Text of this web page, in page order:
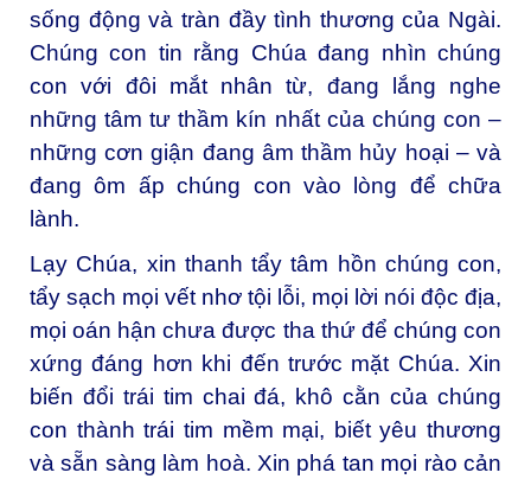
sống động và tràn đầy tình thương của Ngài.
Chúng con tin rằng Chúa đang nhìn chúng
con với đôi mắt nhân từ, đang lắng nghe
những tâm tư thầm kín nhất của chúng con –
những cơn giận đang âm thầm hủy hoại – và
đang ôm ấp chúng con vào lòng để chữa
lành.
Lạy Chúa, xin thanh tẩy tâm hồn chúng con,
tẩy sạch mọi vết nhơ tội lỗi, mọi lời nói độc địa,
mọi oán hận chưa được tha thứ để chúng con
xứng đáng hơn khi đến trước mặt Chúa. Xin
biến đổi trái tim chai đá, khô cằn của chúng
con thành trái tim mềm mại, biết yêu thương
và sẵn sàng làm hoà. Xin phá tan mọi rào cản